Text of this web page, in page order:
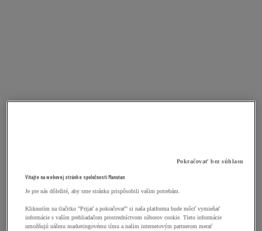
Pokračovať bez súhlasu
Vitajte na webovej stránke spoločnosti Manutan
Je pre nás dôležité, aby sme stránku prispôsobili vašim potrebám.
Kliknutím na tlačitko "Prijať a pokračovať" si naša platforma bude môcť vymieňať
informácie s vaším prehliadačom prostredníctvom súborov cookie. Tieto informácie
umožňujú nášmu marketingovému tímu a našim internetovým partnerom merať